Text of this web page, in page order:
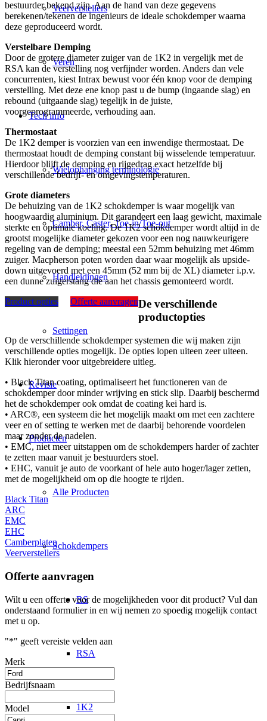
Veerverstellers
Veren
Tech info
Wielophanging terminologie
Camber, Caster, Toe-in/Toe-out
Handleidingen
Settingen
Revisie
Producten
Alle Producten
Schokdempers
RS
RSA
1K2
bestuurder bekend zijn. Aan de hand van deze gegevens
berekenen/tekenen de ingenieurs de ideale schokdemper waarna
deze geproduceerd wordt.
Verstelbare Demping
Door de grotere diameter zuiger van de 1K2 in vergelijk met de
RSA kan de verstelling nog verfijnder worden. Anders dan vele
concurrenten, kiest Intrax bewust voor één knop voor de demping
verstelling. Met deze ene knop past u de bump (ingaande slag) en
rebound (uitgaande slag) tegelijk in de juiste,
voorgeprogrammeerde, verhouding aan.
Thermostaat
De 1K2 demper is voorzien van een inwendige thermostaat. De
thermostaat houdt de demping constant bij wisselende temperatuur.
Hierdoor blijft de demping en rijgedrag exact hetzelfde bij
verschillende bedrijf- en omgevingstemperaturen.
Grote diameters
De behuizing van de 1K2 schokdemper is waar mogelijk van
hoogwaardig aluminium. Dit garandeert een laag gewicht, maximale
sterkte en optimale koeling. De 1K2 schokdemper wordt altijd in de
grootst mogelijke diameter gekozen voor een nog nauwkeurigere
regeling van de demping; meestal een 52mm behuizing met 46mm
zuiger. Macpherson poten worden daar waar mogelijk als upside-
down uitgevoerd met een 45mm (52 mm bij de XL) diameter i.p.v.
een dunne zuigerstang die aan het chassis gemonteerd wordt.
Product opties
Offerte aanvragenDe verschillende
productopties
Op de verschillende schokdemper systemen die wij maken zijn
verschillende opties mogelijk. De opties lopen uiteen zeer uiteen.
Klik hieronder voor uitgebreidere uitleg.
• Black Titan coating, optimaliseert het functioneren van de
schokdemper door minder wrijving en stick slip. Daarbij beschermd
het de schokdemper ook omdat de coating kei hard is.
• ARC®, een systeem die het mogelijk maakt om met een zachtere
veer en of setting te werken met de daarbij behorende voordelen
maar zonder de nadelen.
• EMC, niet meer uitstappen om de schokdempers harder of zachter
te zetten maar vanuit je bestuurders stoel.
• EHC, vanuit je auto de voorkant of hele auto hoger/lager zetten,
met de mogelijkheid om op die hoogte te rijden.
Black Titan
ARC
EMC
EHC
Camberplaten
Veerverstellers
Offerte aanvragen
Wilt u een offerte voor de mogelijkheden voor dit product? Vul dan
onderstaand formulier in en wij nemen zo spoedig mogelijk contact
met u op.
"*" geeft vereiste velden aan
Merk
Bedrijfsnaam
Model